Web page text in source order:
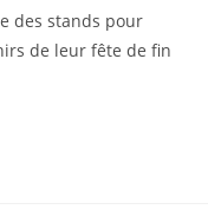
des stands pour
de leur fête de fin